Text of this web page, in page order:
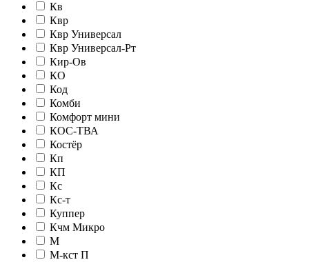
Кв
Квр
Квр Универсал
Квр Универсал-Рт
Кир-Ов
КО
Код
Комби
Комфорт мини
КОС-ТВА
Костёр
Кп
КП
Кс
Кс-т
Куппер
Кчм Микро
М
М-кст П